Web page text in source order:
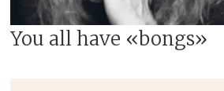
You all have «bongs»